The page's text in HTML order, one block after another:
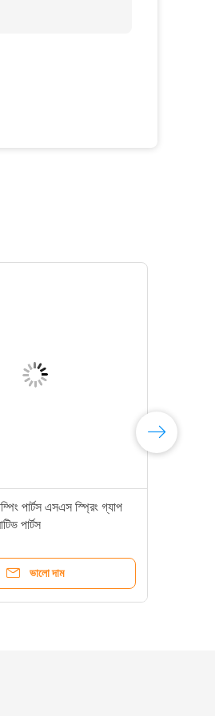
পার্টস এসএস স্প্রিং গ্যাপ
পার্টস
ভালো দাম